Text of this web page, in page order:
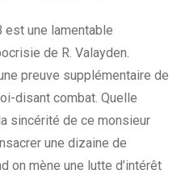
est une lamentable
de R. Valayden.
preuve supplémentaire de
disant combat. Quelle
sincérité de ce monsieur
une dizaine de
on mène une lutte d’intérêt